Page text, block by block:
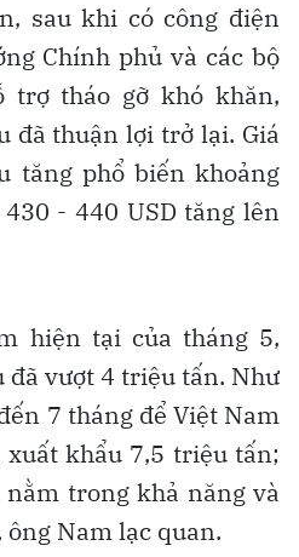
sau khi có công điện
Chính phủ và các bộ
trợ tháo gỡ khó khăn,
đã thuận lợi trở lại. Giá
tăng phổ biến khoảng
- 440 USD tăng lên
hiện tại của tháng 5,
đã vượt 4 triệu tấn. Như
7 tháng để Việt Nam
khẩu 7,5 triệu tấn;
trong khả năng và
Nam lạc quan.